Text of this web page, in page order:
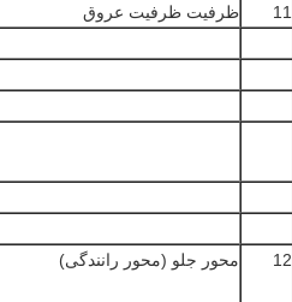
11
ظرفیت ظرفیت عروق
12
محور جلو (محور رانندگی)